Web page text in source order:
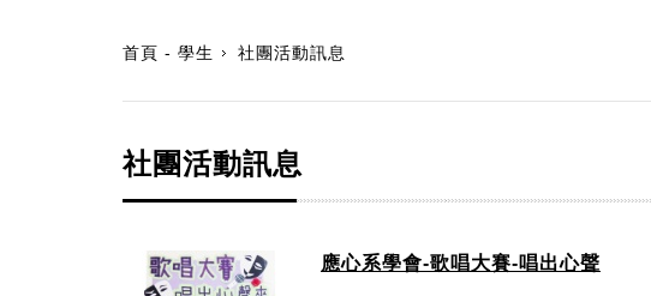
首頁 - 學生 社團活動訊息
社團活動訊息
應心系學會-歌唱大賽-唱出心聲